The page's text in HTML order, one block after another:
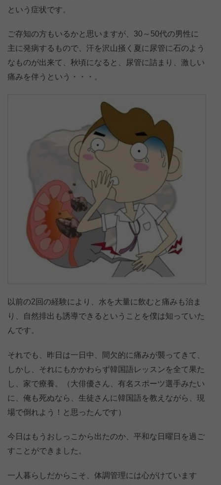
という症状です。
ご存知の方もいるかと思いますが、30～50代の男性に
主に発病するもので、汗を沢山掻く夏に尿管に石のよう
なものが出来て、秋頃になると、尿管に詰まり、激しい
痛みを伴うという・・・。
以前の2回の経験により、水を大量に飲むと痛みも治ま
り、自然排出も誘導できるということを僕は知っていた
んです。
それでも、昨日は一日中、間欠的に痛みが襲ってきて、
しかし、それにもかかわらず韓国語レッスンを全て果た
し、家で療養。（大俳優さん、有名スポーツ選手みたい
に、俺も死ぬなら、生徒さんに韓国語を教えながら、現
場で倒れよう！と思ったんです）
今日はもうおしっこから出たのか、平和な日曜日を過ご
すことができました。
一人暮らしだからこそ、体調管理には心がけています